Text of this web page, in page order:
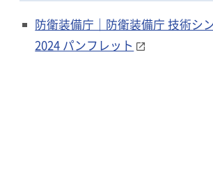
防衛装備庁｜防衛装備庁 技術シ
2024 パンフレット